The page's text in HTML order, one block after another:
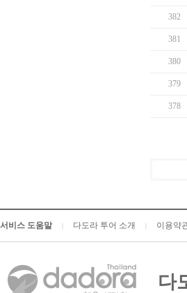
382
381
380
379
378
서비스 도움말 다도라 투어 소개 이용약
다